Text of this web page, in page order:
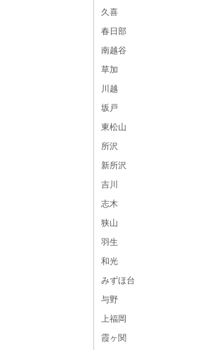
久喜
春日部
南越谷
草加
川越
坂戸
東松山
所沢
新所沢
吉川
志木
狭山
羽生
和光
みずほ台
与野
上福岡
霞ヶ関